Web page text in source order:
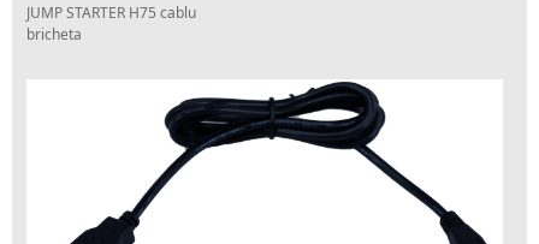
JUMP STARTER H75 cablu
bricheta